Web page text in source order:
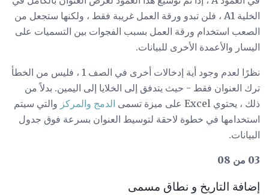
الخلية A1 ، فلن تبدو ورقة العمل غريبة فقط ، ولكنها ستجعل من
الصعب استخدام ورقة العمل بسبب الفجوات بين التسميات على
اليسار والأعمدة الأخرى للبيانات.
نظرًا لعدم وجود أية إدخالات أخرى في الصف 1 ، فليس من الخطأ
ترك العنوان فقط - حيث يتدفق إلى الخلايا إلى اليمين. بدلاً من
ذلك ، يحتوي Excel على ميزة تسمى
الدمج والمركز والتي سيتم
استخدامها في خطوة لاحقة لتوسيط العنوان بسرعة فوق جدول
البيانات.
03 من 08
إضافة التاريخ و نطاق مسمى